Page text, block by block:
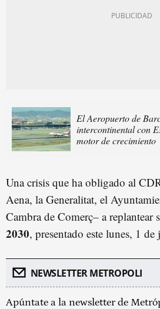
El Aeropuerto de
intercontinental con
motor de crecimiento
Una crisis que ha obligado al
Aena, la Generalitat, el
Cambra de Comerç– a replantear
2030, presentado este lunes, 1
NEWSLETTER METROPOLI
Apúntate a la newsletter de